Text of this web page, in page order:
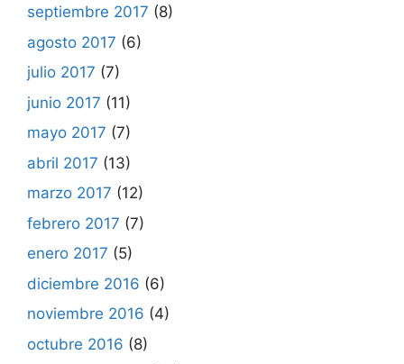
septiembre 2017 (8)
agosto 2017 (6)
julio 2017 (7)
junio 2017 (11)
mayo 2017 (7)
abril 2017 (13)
marzo 2017 (12)
febrero 2017 (7)
enero 2017 (5)
diciembre 2016 (6)
noviembre 2016 (4)
octubre 2016 (8)